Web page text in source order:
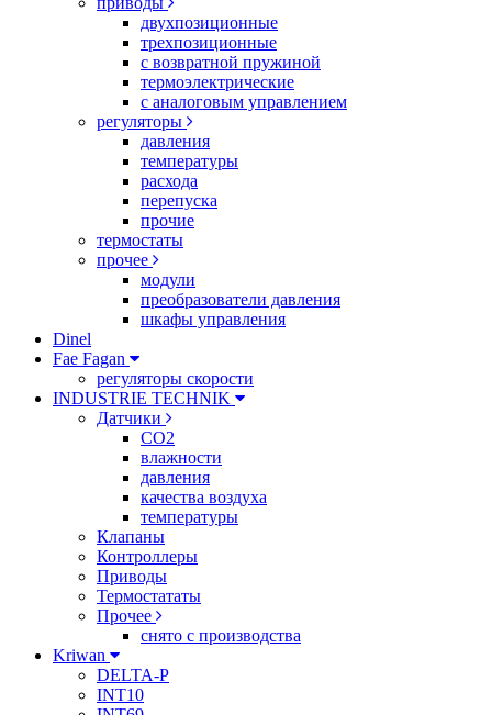
двухпозиционные
трехпозиционные
с возвратной пружиной
термоэлектрические
с аналоговым управлением
регуляторы
давления
температуры
расхода
перепуска
прочие
термостаты
прочее
модули
преобразователи давления
шкафы управления
Dinel
Fae Fagan
регуляторы скорости
INDUSTRIE TECHNIK
Датчики
CO2
влажности
давления
качества воздуха
температуры
Клапаны
Контроллеры
Приводы
Термостататы
Прочее
снято с производства
Kriwan
DELTA-P
INT10